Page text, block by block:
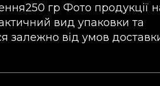
гр Фото продукції
вид упаковки та
залежно від умов